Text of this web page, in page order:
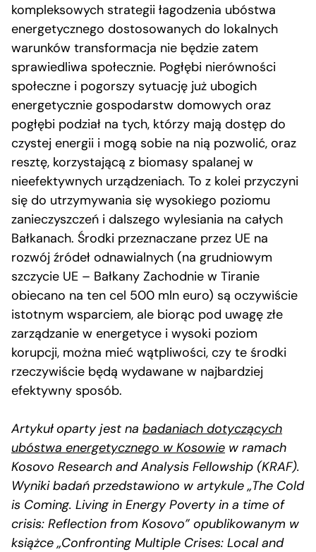
kompleksowych strategii łagodzenia ubóstwa
energetycznego dostosowanych do lokalnych
warunków transformacja nie będzie zatem
sprawiedliwa społecznie. Pogłębi nierówności
społeczne i pogorszy sytuację już ubogich
energetycznie gospodarstw domowych oraz
pogłębi podział na tych, którzy mają dostęp do
czystej energii i mogą sobie na nią pozwolić, oraz
resztę, korzystającą z biomasy spalanej w
nieefektywnych urządzeniach. To z kolei przyczyni
się do utrzymywania się wysokiego poziomu
zanieczyszczeń i dalszego wylesiania na całych
Bałkanach. Środki przeznaczane przez UE na
rozwój źródeł odnawialnych (na grudniowym
szczycie UE – Bałkany Zachodnie w Tiranie
obiecano na ten cel 500 mln euro) są oczywiście
istotnym wsparciem, ale biorąc pod uwagę złe
zarządzanie w energetyce i wysoki poziom
korupcji, można mieć wątpliwości, czy te środki
rzeczywiście będą wydawane w najbardziej
efektywny sposób.
Artykuł oparty jest na badaniach dotyczących
ubóstwa energetycznego w Kosowie w ramach
Kosovo Research and Analysis Fellowship (KRAF).
Wyniki badań przedstawiono w artykule „The Cold
is Coming. Living in Energy Poverty in a time of
crisis: Reflection from Kosovo” opublikowanym w
książce „Confronting Multiple Crises: Local and